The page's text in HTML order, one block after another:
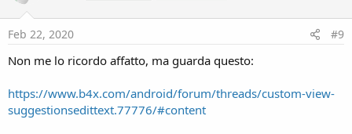
Feb 22, 2020 #9
Non me lo ricordo affatto, ma guarda questo:
https://www.b4x.com/android/forum/threads/custom-view-
suggestionsedittext.77776/#content